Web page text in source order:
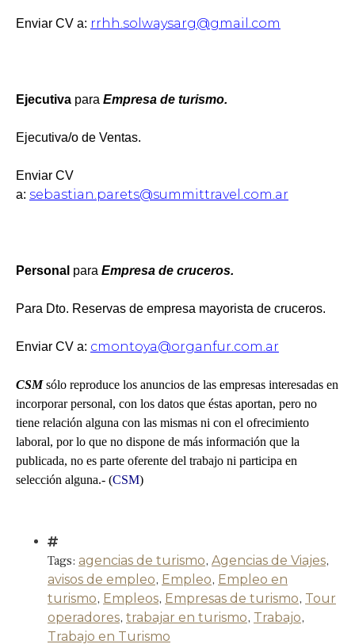
Enviar CV a: rrhh.solwaysarg@gmail.com
Ejecutiva para Empresa de turismo.
Ejecutiva/o de Ventas.
Enviar CV
a: sebastian.parets@summittravel.com.ar
Personal para Empresa de cruceros.
Para Dto. Reservas de empresa mayorista de cruceros.
Enviar CV a: cmontoya@organfur.com.ar
CSM sólo reproduce los anuncios de las empresas interesadas en
incorporar personal, con los datos que éstas aportan, pero no
tiene relación alguna con las mismas ni con el ofrecimiento
laboral, por lo que no dispone de más información que la
publicada, no es parte oferente del trabajo ni participa en
selección alguna.- (CSM)
Tags: agencias de turismo, Agencias de Viajes,
avisos de empleo, Empleo, Empleo en
turismo, Empleos, Empresas de turismo, Tour
operadores, trabajar en turismo, Trabajo,
Trabajo en Turismo